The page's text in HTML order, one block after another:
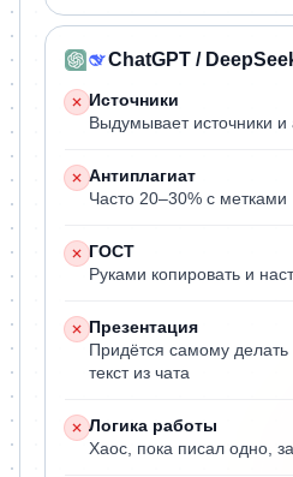
ChatGPT /
Источники
Выдумывает источники и
Антиплагиат
Часто 20–30% с метками
ГОСТ
Руками копировать и
Презентация
Придётся самому
текст из чата
Логика работы
Хаос, пока писал одно,